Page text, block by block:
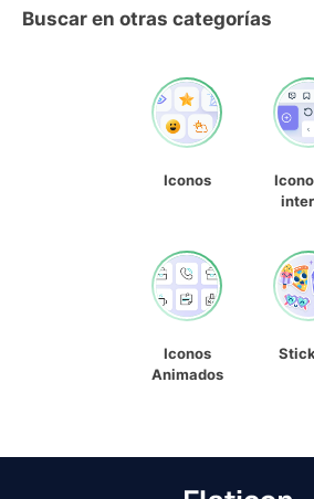
Buscar en otras categorías
Iconos
Iconos
Animados